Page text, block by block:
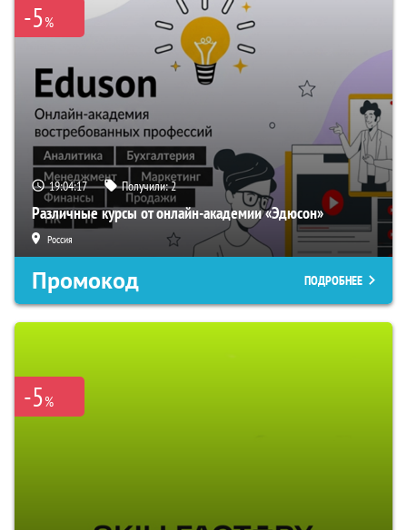
-5%
19:04:16 Получили:2
Различные курсы от онлайн-академии «Эдюсон»
Россия
Промокод ПОДРОБНЕЕ
-5%